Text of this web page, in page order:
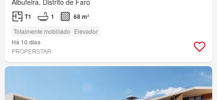
T1 1 68 m²
Totalmente mobiliado Elevador
Há 10 dias
PROPERSTAR